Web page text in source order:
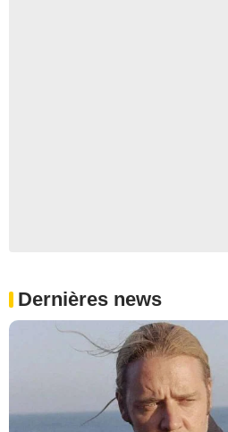
Dernières news